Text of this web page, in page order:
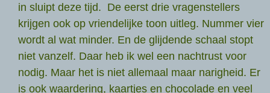
in sluipt deze tijd. De eerst drie vragenstellers
krijgen ook op vriendelijke toon uitleg. Nummer vier
wordt al wat minder. En de glijdende schaal stopt
niet vanzelf. Daar heb ik wel een nachtrust voor
nodig. Maar het is niet allemaal maar narigheid. Er
is ook waardering, kaartjes en chocolade en veel